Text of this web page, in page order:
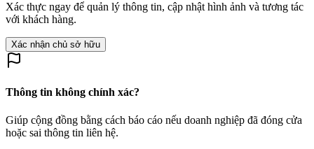
Xác thực ngay để quản lý thông tin, cập nhật hình ảnh và tương tác
với khách hàng.
Xác nhận chủ sở hữu
Thông tin không chính xác?
Giúp cộng đồng bằng cách báo cáo nếu doanh nghiệp đã đóng cửa
hoặc sai thông tin liên hệ.